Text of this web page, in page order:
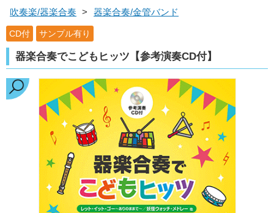
吹奏楽/器楽合奏 > 器楽合奏/金管バンド
CD付 サンプル有り
器楽合奏でこどもヒッツ【参考演奏CD付】